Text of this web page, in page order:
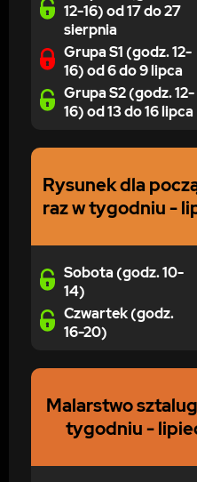
12-16) od 17 do 27
sierpnia
Grupa S1 (godz. 12-
16) od 6 do 9 lipca
Grupa S2 (godz. 12-
16) od 13 do 16 lipca
Rysunek dla
raz w tygodniu -
Sobota (godz. 10-
14)
Czwartek (godz.
16-20)
Malarstwo
tygodniu -